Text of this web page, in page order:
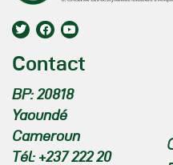
Contact
BP: 20818
Yaoundé
Cameroun
Tél: +237 222 20